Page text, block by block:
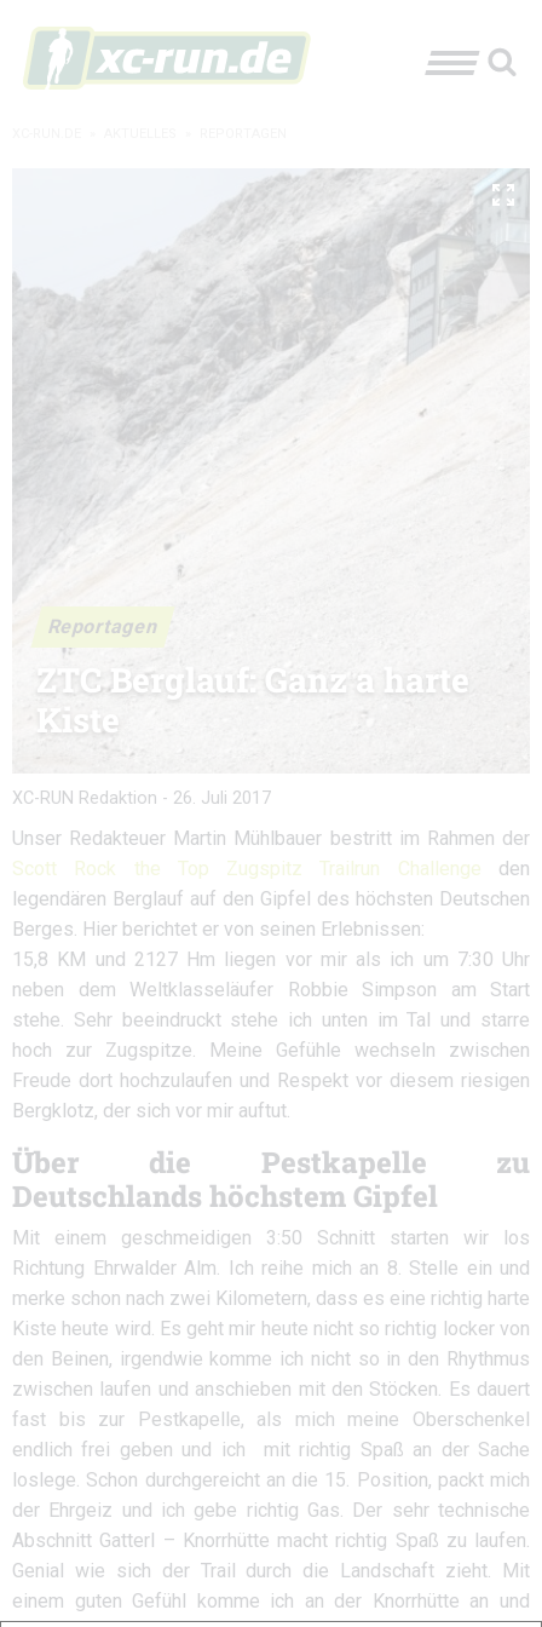
Reportagen
ZTC Berglauf: Ganz a harte
Kiste
XC-RUN Redaktion - 26. Juli 2017
Unser Redakteuer Martin Mühlbauer bestritt im Rahmen der
Scott Rock the Top Zugspitz Trailrun Challenge den
legendären Berglauf auf den Gipfel des höchsten Deutschen
Berges. Hier berichtet er von seinen Erlebnissen:
15,8 KM und 2127 Hm liegen vor mir als ich um 7:30 Uhr
neben dem Weltklasseläufer Robbie Simpson am Start
stehe. Sehr beeindruckt stehe ich unten im Tal und starre
hoch zur Zugspitze. Meine Gefühle wechseln zwischen
Freude dort hochzulaufen und Respekt vor diesem riesigen
Bergklotz, der sich vor mir auftut.
Über die Pestkapelle zu
Deutschlands höchstem Gipfel
Mit einem geschmeidigen 3:50 Schnitt starten wir los
Richtung Ehrwalder Alm. Ich reihe mich an 8. Stelle ein und
merke schon nach zwei Kilometern, dass es eine richtig harte
Kiste heute wird. Es geht mir heute nicht so richtig locker von
den Beinen, irgendwie komme ich nicht so in den Rhythmus
zwischen laufen und anschieben mit den Stöcken. Es dauert
fast bis zur Pestkapelle, als mich meine Oberschenkel
endlich frei geben und ich mit richtig Spaß an der Sache
loslege. Schon durchgereicht an die 15. Position, packt mich
der Ehrgeiz und ich gebe richtig Gas. Der sehr technische
Abschnitt Gatterl – Knorrhütte macht richtig Spaß zu laufen.
Genial wie sich der Trail durch die Landschaft zieht. Mit
einem guten Gefühl komme ich an der Knorrhütte an und